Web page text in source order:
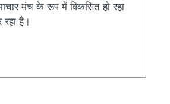
मंच के रूप में विकसित हो रहा
है।